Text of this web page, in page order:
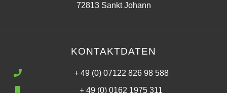
72813 Sankt Johann
KONTAKTDATEN
+ 49 (0) 07122 826 98 588
+ 49 (0) 0162 1975 311